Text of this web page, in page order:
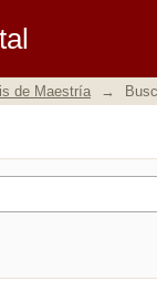
de Maestría →